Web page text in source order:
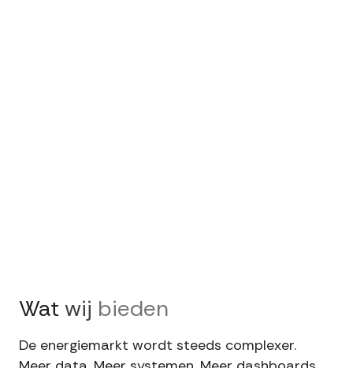
Wat wij bieden
De energiemarkt wordt steeds complexer.